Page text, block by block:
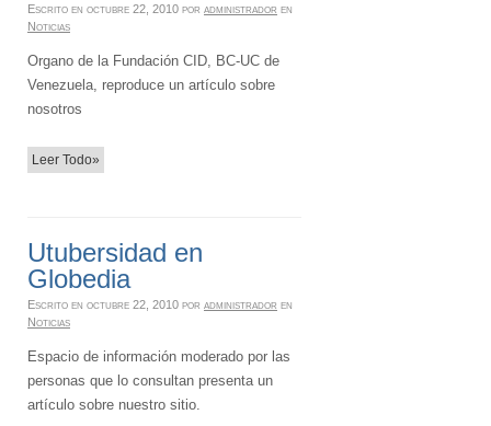
Escrito en octubre 22, 2010 por administrador en
Noticias
Organo de la Fundación CID, BC-UC de
Venezuela, reproduce un artículo sobre
nosotros
Leer Todo»
Utubersidad en
Globedia
Escrito en octubre 22, 2010 por administrador en
Noticias
Espacio de información moderado por las
personas que lo consultan presenta un
artículo sobre nuestro sitio.